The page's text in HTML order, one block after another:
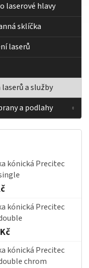
laserové hlavy
sklíčka
laserů
a služby
a podlahy
kónická Precitec
kónická Precitec
kónická Precitec
chrom